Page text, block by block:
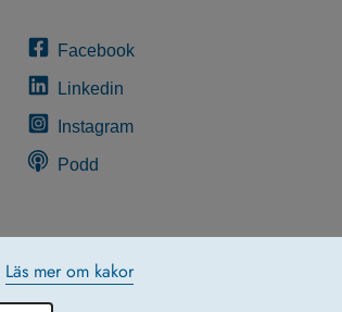
Läs mer om kakor
Facebook
Linkedin
Instagram
Podd